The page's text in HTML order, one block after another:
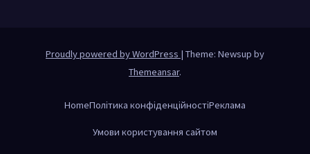
Proudly powered by WordPress | Theme: Newsup by
Themeansar.
HomeПолітика конфіденційностіРеклама
Умови користування сайтом